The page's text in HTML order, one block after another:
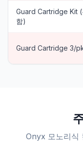
Guard Cartridge Kit (
함)
Guard Cartridge 3/
Onyx 모노리식